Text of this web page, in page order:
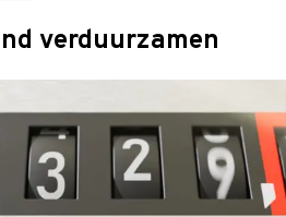
verduurzamen